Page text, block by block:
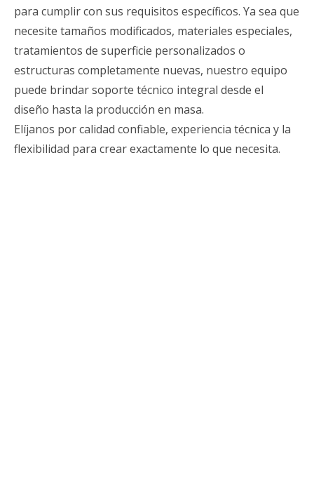
para cumplir con sus requisitos específicos. Ya sea que
necesite tamaños modificados, materiales especiales,
tratamientos de superficie personalizados o
estructuras completamente nuevas, nuestro equipo
puede brindar soporte técnico integral desde el
diseño hasta la producción en masa.
Elíjanos por calidad confiable, experiencia técnica y la
flexibilidad para crear exactamente lo que necesita.